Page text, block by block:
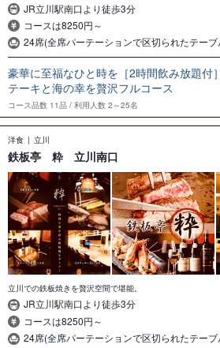
JR立川駅南口より徒歩3分
コースは8250円～
24席(全席パーテーションで区切られたテー
豪華に至福なひと時を［2時間飲み放題付
テーキと海の幸を贅沢フルコース
コース品数 11品 利用人数 2～25名
洋食 立川
鉄板亭 粋 立川南口
立川での鉄板焼きを贅沢空間で堪能。
JR立川駅南口より徒歩3分
コースは8250円～
24席(全席パーテーションで区切られたテー